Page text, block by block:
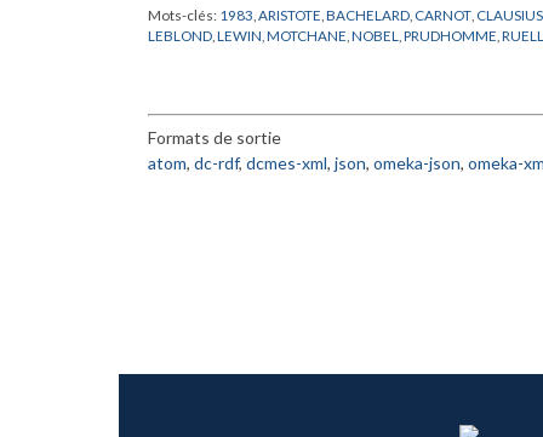
Mots-clés: 1983 ARISTOTE BACHELARD CARNOT CLAUSIUS
LEBLOND LEWIN MOTCHANE NOBEL PRUDHOMME
Formats de sortie
atom, dc-rdf, dcmes-xml, json, omeka-json, omeka-